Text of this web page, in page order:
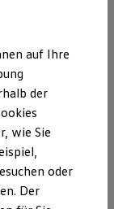
Caravelle
auf 1.000
von 6,6
auf Ihre
der
wie Sie
oder
Der